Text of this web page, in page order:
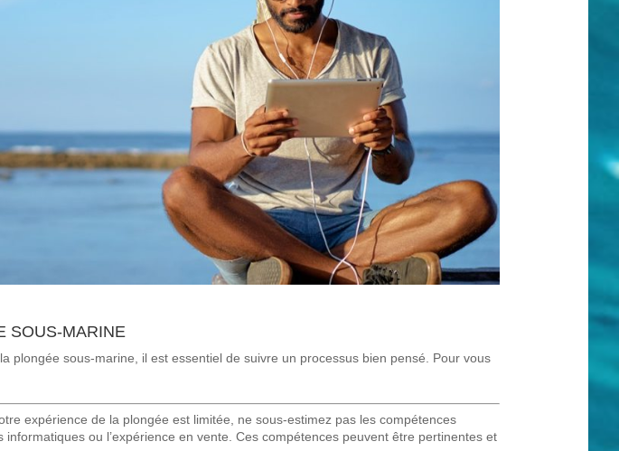
SOUS-MARINE
plongée sous-marine, il est essentiel de suivre un processus bien pensé. Pour vous
expérience de la plongée est limitée, ne sous-estimez pas les compétences
ou l’expérience en vente. Ces compétences peuvent être pertinentes et